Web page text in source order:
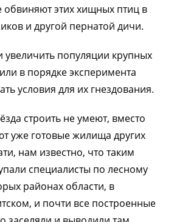
обвиняют этих хищных птиц в
и другой пернатой дичи.
увеличить популяции крупных
в порядке эксперимента
условия для их гнездования.
строить не умеют, вместо
уже готовые жилища других
нам известно, что таким
специалисты по лесному
районах области, в
и почти все построенные